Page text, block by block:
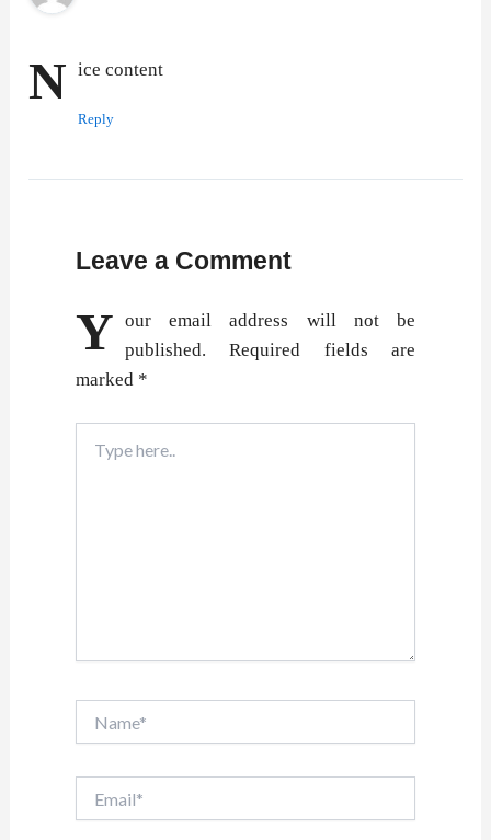
N ice content
Reply
Leave a Comment
Y our email address will not be
published.
Required fields are
marked *
here..